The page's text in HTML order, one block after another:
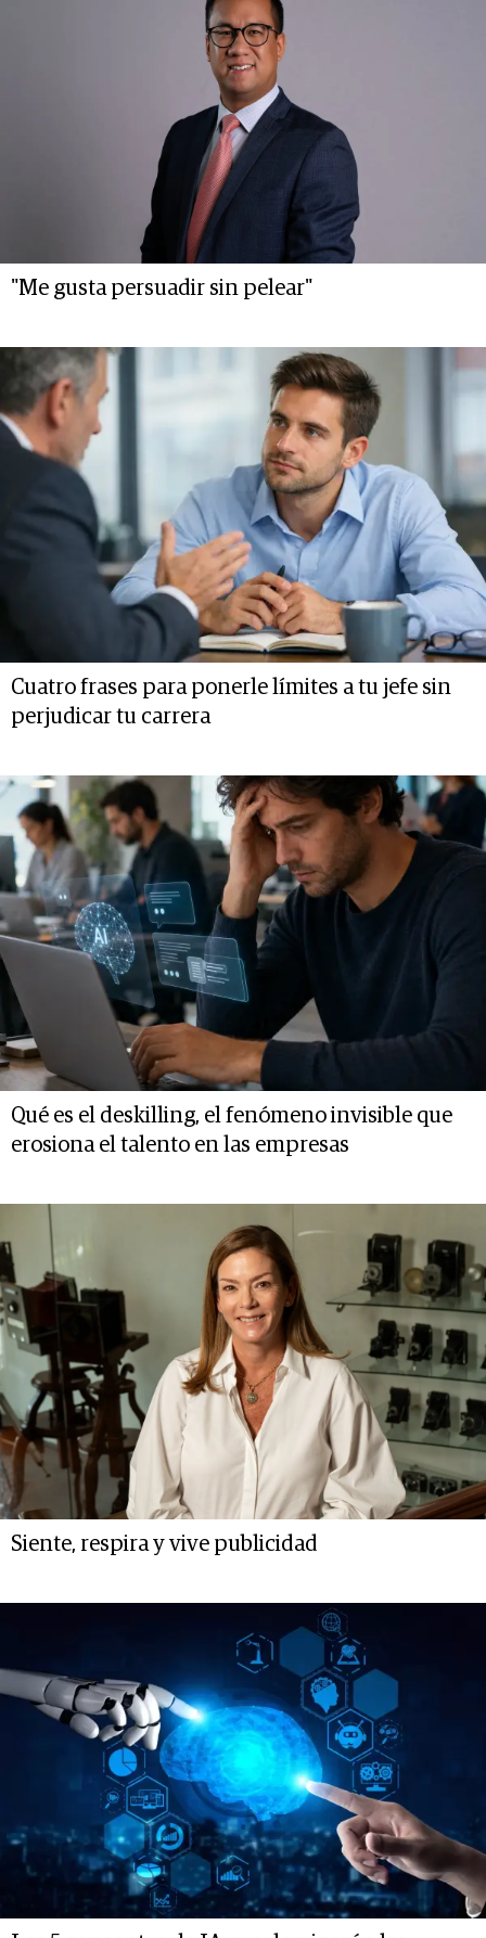
"Me gusta persuadir sin pelear"
Cuatro frases para ponerle límites a tu jefe sin
perjudicar tu carrera
Qué es el deskilling, el fenómeno invisible que
erosiona el talento en las empresas
Siente, respira y vive publicidad